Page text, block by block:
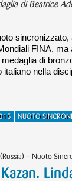
di Beatrice
FINA,
di
nella
NUOTO
– Nuoto